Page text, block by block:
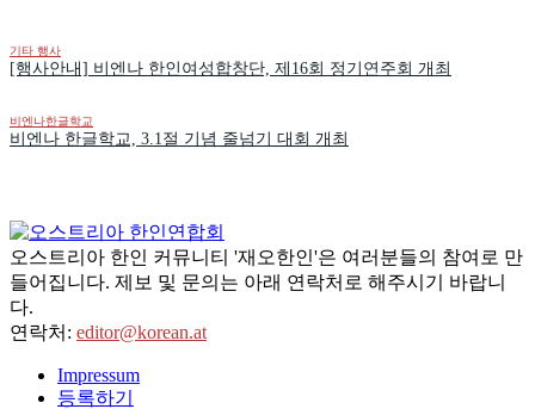
기타 행사
[행사안내] 비엔나 한인여성합창단, 제16회 정기연주회 개최
비엔나한글학교
비엔나 한글학교, 3.1절 기념 줄넘기 대회 개최
오스트리아 한인 커뮤니티 '재오한인'은 여러분들의 참여로 만
들어집니다. 제보 및 문의는 아래 연락처로 해주시기 바랍니
다.
연락처: editor@korean.at
Impressum
등록하기